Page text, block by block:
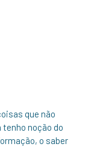
que não
noção do
o saber